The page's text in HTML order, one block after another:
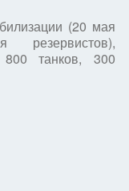
(20 мая
резервистов),
танков, 300